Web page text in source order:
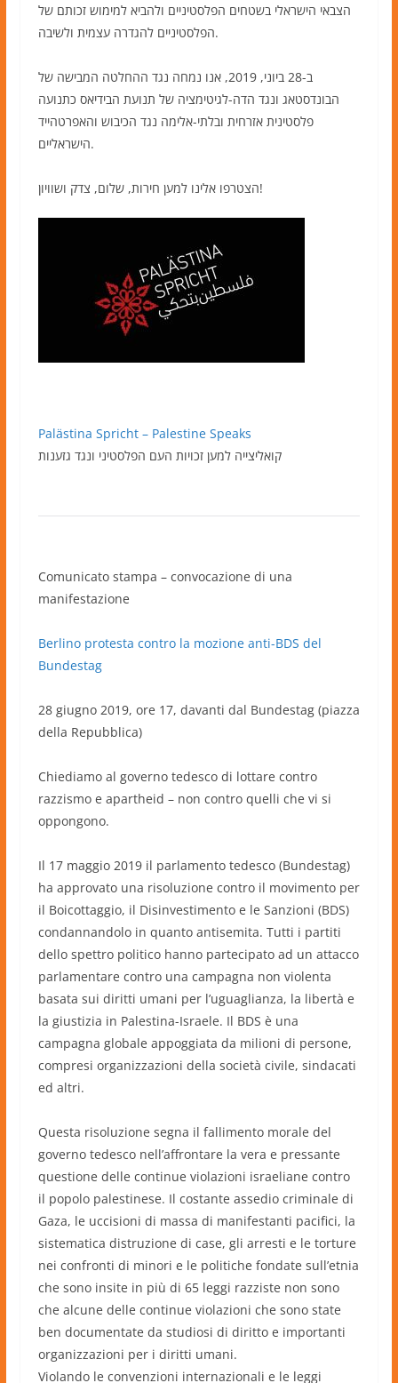
הצבאי הישראלי בשטחים הפלסטיניים ולהביא למימוש זכותם של
הפלסטיניים להגדרה עצמית ולשיבה.
ב-28 ביוני, 2019, אנו נמחה נגד ההחלטה המבישה של
הבונדסטאג ונגד הדה-לגיטימציה של תנועת הבידיאס כתנועה
פלסטינית אזרחית ובלתי-אלימה נגד הכיבוש והאפרטהייד
הישראליים.
הצטרפו אלינו למען חירות, שלום, צדק ושוויון!
Palästina Spricht – Palestine Speaks
קואליצייה למען זכויות העם הפלסטיני ונגד גזענות
Comunicato stampa – convocazione di una
manifestazione
Berlino protesta contro la mozione anti-BDS del
Bundestag
28 giugno 2019, ore 17, davanti dal Bundestag (piazza
della Repubblica)
Chiediamo al governo tedesco di lottare contro
razzismo e apartheid – non contro quelli che vi si
oppongono.
Il 17 maggio 2019 il parlamento tedesco (Bundestag)
ha approvato una risoluzione contro il movimento per
il Boicottaggio, il Disinvestimento e le Sanzioni (BDS)
condannandolo in quanto antisemita. Tutti i partiti
dello spettro politico hanno partecipato ad un attacco
parlamentare contro una campagna non violenta
basata sui diritti umani per l’uguaglianza, la libertà e
la giustizia in Palestina-Israele. Il BDS è una
campagna globale appoggiata da milioni di persone,
compresi organizzazioni della società civile, sindacati
ed altri.
Questa risoluzione segna il fallimento morale del
governo tedesco nell’affrontare la vera e pressante
questione delle continue violazioni israeliane contro
il popolo palestinese. Il costante assedio criminale di
Gaza, le uccisioni di massa di manifestanti pacifici, la
sistematica distruzione di case, gli arresti e le torture
nei confronti di minori e le politiche fondate sull’etnia
che sono insite in più di 65 leggi razziste non sono
che alcune delle continue violazioni che sono state
ben documentate da studiosi di diritto e importanti
organizzazioni per i diritti umani.
Violando le convenzioni internazionali e le leggi